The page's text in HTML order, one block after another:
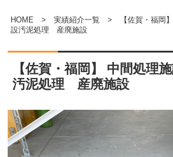
HOME > 実績紹介一覧 > 【佐賀・福岡
設汚泥処理 産廃施設
【佐賀・福岡】 中間処
汚泥処理 産廃施設